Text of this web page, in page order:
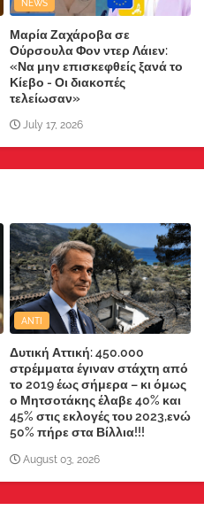
NEWS
Μαρία Ζαχάροβα σε
Ούρσουλα Φον ντερ Λάιεν:
«Να μην επισκεφθείς ξανά το
Κίεβο - Οι διακοπές
τελείωσαν»
July 17, 2026
ANTI
Δυτική Αττική: 450.000
στρέμματα έγιναν στάχτη από
το 2019 έως σήμερα – κι όμως
ο Μητσοτάκης έλαβε 40% και
45% στις εκλογές του 2023,ενώ
50% πήρε στα Βίλλια!!!
August 03, 2026